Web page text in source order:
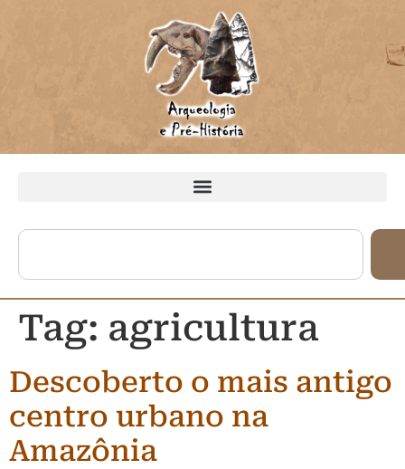
Tag: agricultura
Descoberto o mais antigo
centro urbano na
Amazônia